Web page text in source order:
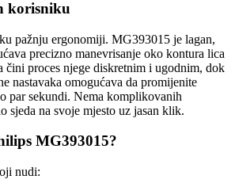
korisniku
pažnju ergonomiji. MG393015 je lagan,
precizno manevrisanje oko kontura lica
čini proces njege diskretnim i ugodnim, dok
nastavaka omogućava da promijenite
par sekundi. Nema komplikovanih
sjeda na svoje mjesto uz jasan klik.
MG393015?
nudi: